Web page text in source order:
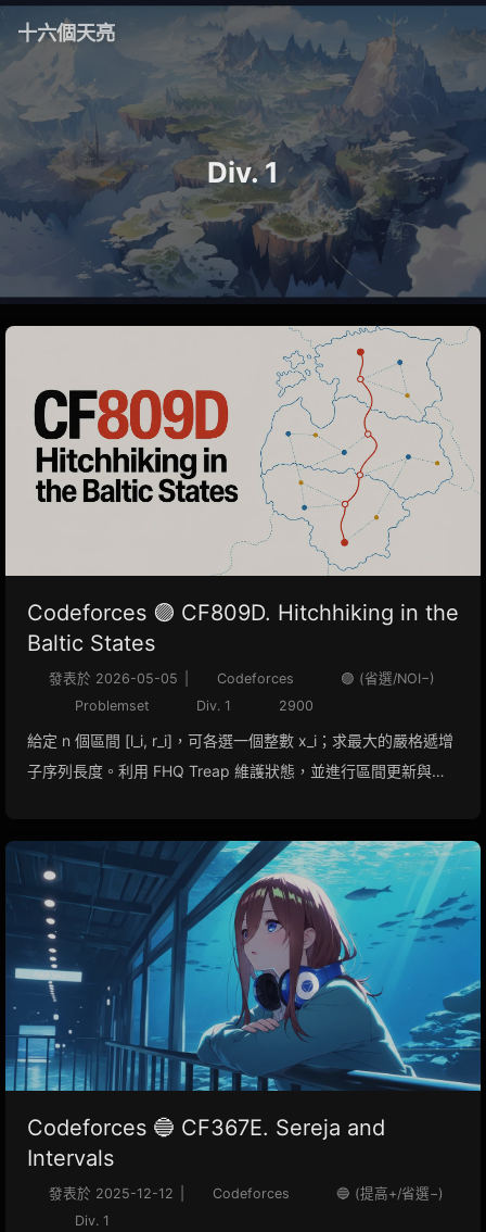
十六個天亮
Div. 1
Codeforces 🟣 CF809D. Hitchhiking in the
Baltic States
發表於 2026-05-05 Codeforces
🟣 (省選/NOI−)
Problemset
Div. 1 2900
給定 n 個區間 [l_i, r_i]，可各選一個整數 x_i；求最大的嚴格遞增
子序列長度。利用 FHQ Treap 維護狀態，並進行區間更新與插
Codeforces 🔵 CF367E. Sereja and
Intervals
發表於 2025-12-12 Codeforces
🔵 (提高+/省選−)
Div. 1